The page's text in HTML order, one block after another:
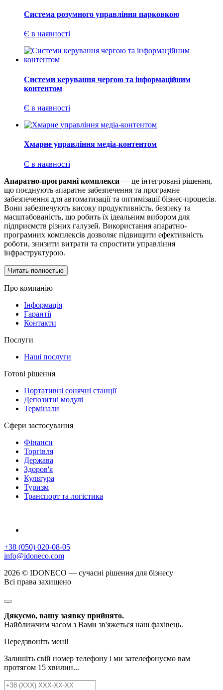
Система розумного управління парковкою
Є в наявності
Системи керування чергою та інформаційним
контентом
Є в наявності
Хмарне управління медіа-контентом
Є в наявності
Апаратно-програмні комплекси — це інтегровані рішення,
що поєднують апаратне забезпечення та програмне
забезпечення для автоматизації та оптимізації бізнес-процесів.
Вони забезпечують високу продуктивність, безпеку та
масштабованість, що робить їх ідеальним вибором для
підприємств різних галузей. Використання апаратно-
програмних комплексів дозволяє підвищити ефективність
роботи, знизити витрати та спростити управління
інфраструктурою.
Читать полностью
Про компанію
Інформація
Гарантії
Контакти
Послуги
Наші послуги
Готові рішення
Портативні сонячні станції
Депозитні модулі
Термінали
Сфери застосування
Фінанси
Торгівля
Держава
Здоров'я
Культура
Туризм
Транспорт та логістика
+38 (050) 020-08-05
info@idoneco.com
2026 © IDONECO — сучасні рішення для бізнесу
Всі права захищено
Дякуємо, вашу заявку прийнято.
Найближчим часом з Вами зв'яжеться наш фахівець.
Передзвоніть мені!
Залишіть свій номер телефону і ми зателефонуємо вам
протягом 15 хвилин...